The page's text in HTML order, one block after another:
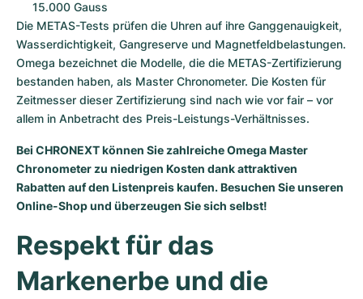
15.000 Gauss
Die METAS-Tests prüfen die Uhren auf ihre Ganggenauigkeit,
Wasserdichtigkeit, Gangreserve und Magnetfeldbelastungen.
Omega bezeichnet die Modelle, die die METAS-Zertifizierung
bestanden haben, als Master Chronometer. Die Kosten für
Zeitmesser dieser Zertifizierung sind nach wie vor fair – vor
allem in Anbetracht des Preis-Leistungs-Verhältnisses.
Bei CHRONEXT können Sie zahlreiche Omega Master
Chronometer zu niedrigen Kosten dank attraktiven
Rabatten auf den Listenpreis kaufen. Besuchen Sie unseren
Respekt für das
Markenerbe und die